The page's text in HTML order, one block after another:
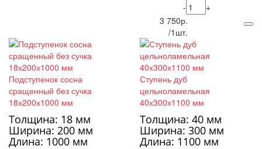
-
+
3 750р.
/1шт.
Подступенок сосна
сращенный без сучка
18х200х1000 мм
Толщина: 18 мм
Ширина: 200 мм
Длина: 1000 мм
Ступень дуб
цельноламельная
40х300х1100 мм
Толщина: 40 мм
Ширина: 300 мм
Длина: 1100 мм